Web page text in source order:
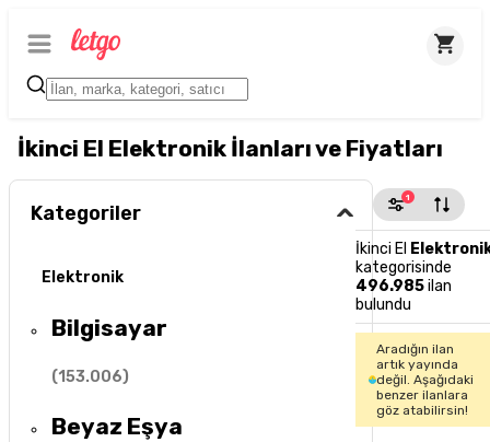
İkinci El Elektronik İlanları ve Fiyatları
Kategoriler
Elektronik
Bilgisayar
(153.006)
Beyaz Eşya
1
İkinci El
kategorisinde
496.985ilan
bulundu
Aradığın ilan
artık yayında
değil. Aşağıdaki
benzer ilanlara
göz atabilirsin!